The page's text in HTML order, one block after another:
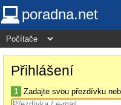
poradna.net
Přihlášení
1 Zadajte svou přezdívku